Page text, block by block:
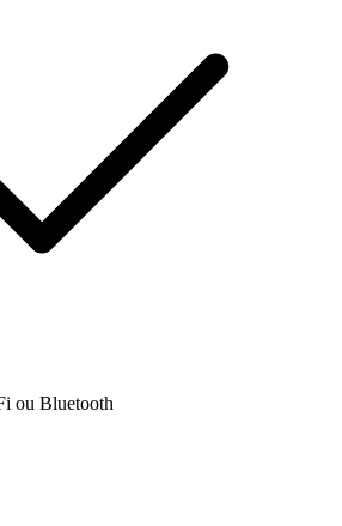
ou Bluetooth